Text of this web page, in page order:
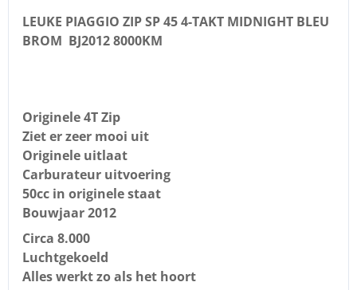
LEUKE PIAGGIO ZIP SP 45 4-TAKT MIDNIGHT BLEU
BROM BJ2012 8000KM
Originele 4T Zip
Ziet er zeer mooi uit
Originele uitlaat
Carburateur uitvoering
50cc in originele staat
Bouwjaar 2012
Circa 8.000
Luchtgekoeld
Alles werkt zo als het hoort